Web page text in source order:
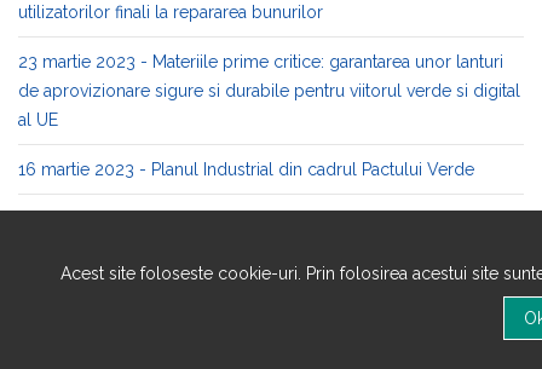
utilizatorilor finali la repararea bunurilor
23 martie 2023 - Materiile prime critice: garantarea unor lanturi
de aprovizionare sigure si durabile pentru viitorul verde si digital
al UE
16 martie 2023 - Planul Industrial din cadrul Pactului Verde
Acest site foloseste cookie-uri. Prin folosirea acestui site